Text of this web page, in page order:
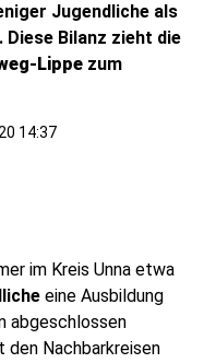
Jugendliche als
Bilanz zieht die
Lippe zum
14:37
im Kreis Unna etwa
eine Ausbildung
abgeschlossen
den Nachbarkreisen